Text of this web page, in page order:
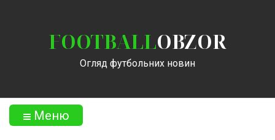
FOOTBALLOBZOR
Огляд футбольних новин
Меню